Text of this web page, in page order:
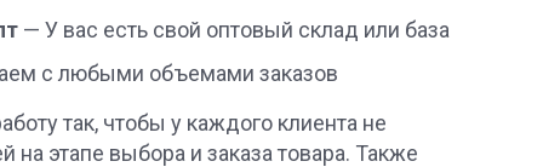
— У вас есть свой оптовый склад или база
с любыми объемами заказов
так, чтобы у каждого клиента не
на этапе выбора и заказа товара. Также